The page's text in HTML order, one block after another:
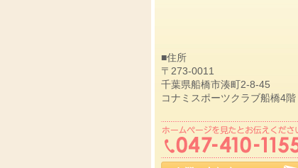
■住所
〒273-0011
千葉県船橋市湊町2-8-45
コナミスポーツクラブ船橋4階